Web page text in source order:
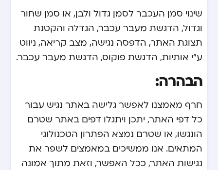
שינוי סמן העכבר לסמן גדול ולבן, או סמן שחור
וגדול, הדגשת מעבר עכבר, הגדלה והקטנת
תצוגת האתר, הדפסה נגישה, מצב קריאה, ניווט
ע”י אותיות, הדגשת פוקוס, הדגשת מעבר עכבר.
הבהרה:
חרף מאמצנו לאפשר גלישה באתר נגיש עבור
כל דפי האתר, יתכן ויתגלו דפים באתר שטרם
הונגשו, או שטרם נמצא הפתרון הטכנולוגי
המתאים. אנו ממשיכים במאמצים לשפר את
נגישות האתר, ככל האפשר, וזאת מתוך אמונה